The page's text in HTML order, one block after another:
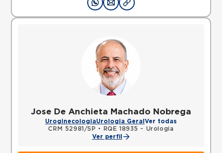
Jose De Anchieta Machado Nobrega
UroginecologiaUrologia Geral Ver todas
CRM 52981/SP •
RQE 18935 - Urologia
Ver perfil